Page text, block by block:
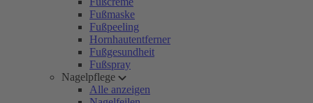
Fußmaske
Fußpeeling
Hornhautentferner
Fußgesundheit
Fußspray
Nagelpflege
Alle anzeigen